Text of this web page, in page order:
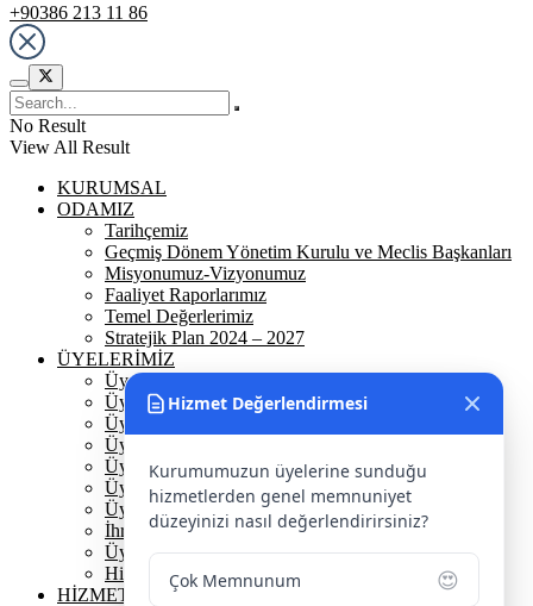
+90386 213 11 86
Hizmet Değerlendirmesi
Kurumumuzun üyelerine sunduğu
hizmetlerden genel memnuniyet
düzeyinizi nasıl değerlendirirsiniz?
Çok Memnunum 😍
No Result
View All Result
KURUMSAL
ODAMIZ
Tarihçemiz
Geçmiş Dönem Yönetim Kurulu ve Meclis Başkanları
Misyonumuz-Vizyonumuz
Faaliyet Raporlarımız
Temel Değerlerimiz
Stratejik Plan 2024 – 2027
ÜYELERİMİZ
Üyelerimiz
Üyelik
Üyelik Ön Başvuru
Üyelik Avantajlarımız
Üye Danışmanına Sor
Üye Sorumluluklarımız
Üye Bilgi Güncelleme Formu
İhracat Danışmanına Sor
Üye Başarı Hikayeleri
Hizmet Standartları Tablosu
HİZMETLERİMİZ